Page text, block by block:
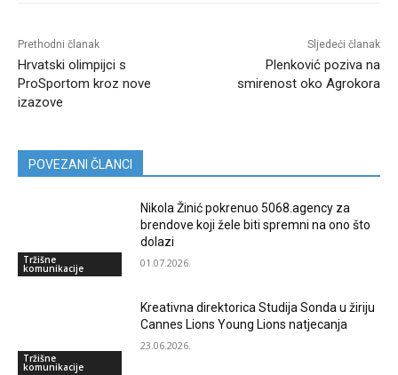
Prethodni članak
Hrvatski olimpijci s
ProSportom kroz nove
izazove
Sljedeći članak
Plenković poziva na
smirenost oko Agrokora
POVEZANI ČLANCI
Tržišne
komunikacije
Nikola Žinić pokrenuo 5068.agency za
brendove koji žele biti spremni na ono što
dolazi
01.07.2026.
Tržišne
komunikacije
Kreativna direktorica Studija Sonda u žiriju
Cannes Lions Young Lions natjecanja
23.06.2026.